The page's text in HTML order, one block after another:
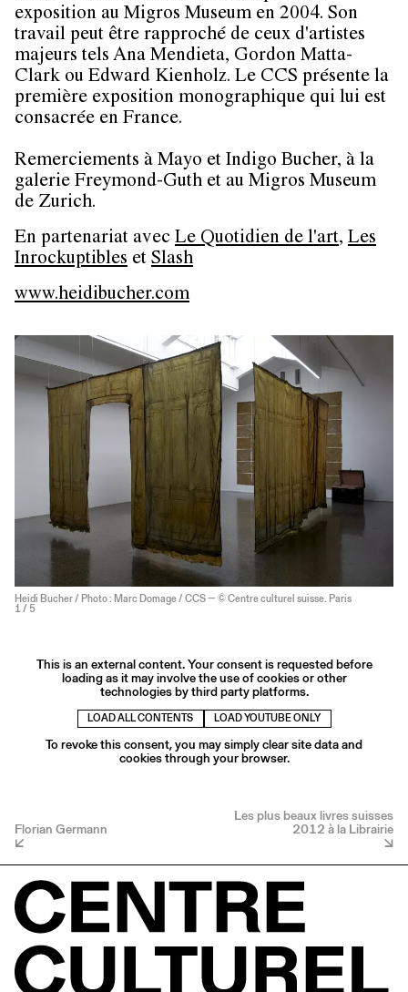
exposition au Migros Museum en 2004. Son
travail peut être rapproché de ceux d'artistes
majeurs tels Ana Mendieta, Gordon Matta-
Clark ou Edward Kienholz. Le CCS présente la
première exposition monographique qui lui est
consacrée en France.
Remerciements à Mayo et Indigo Bucher, à la
galerie Freymond-Guth et au Migros Museum
de Zurich.
En partenariat avec Le Quotidien de l'art, Les
Inrockuptibles et Slash
www.heidibucher.com
Heidi Bucher / Photo : Marc Domage / CCS — © Centre culturel suisse. Paris
1 / 5
This is an external content. Your consent is requested before
loading as it may involve the use of cookies or other
technologies by third party platforms.
LOAD ALL CONTENTS LOAD YOUTUBE ONLY
To revoke this consent, you may simply clear site data and
cookies through your browser.
Florian Germann
Les plus beaux livres suisses
2012 à la Librairie